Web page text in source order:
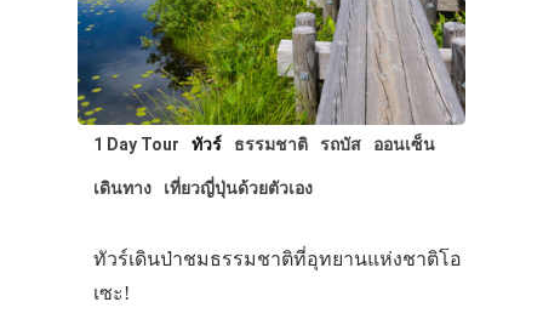
1 Day Tour ทัวร์ ธรรมชาติ รถบัส ออนเซ็น
เดินทาง เที่ยวญี่ปุ่นด้วยตัวเอง
ทัวร์เดินป่าชมธรรมชาติที่อุทยานแห่งชาติโอ
เซะ!